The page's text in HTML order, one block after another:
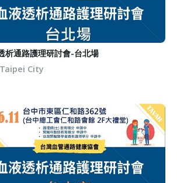
析通路護理研討會-台北場
Taipei City